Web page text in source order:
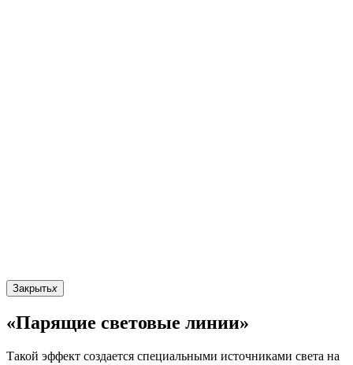
Закрытьx
«Парящие световые линии»
Такой эффект создается специальными источниками света на